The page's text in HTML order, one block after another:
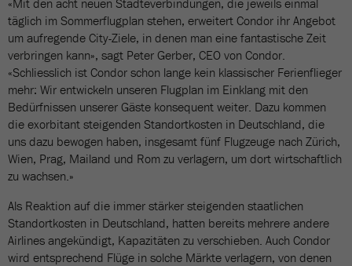
«Mit den acht neuen Städteverbindungen, die jeweils einmal
täglich im Sommerflugplan stehen, erweitert Condor ihr Angebot
um aufregende City-Ziele, in denen man eine fantastische Zeit
verbringen kann», sagt Peter Gerber, CEO von Condor.
«Schliesslich ist Condor schon lange kein klassischer Ferienflieger
mehr: Wir entwickeln unseren Flugplan im Einklang mit den
Bedürfnissen unserer Gäste konsequent weiter. Dazu kommen
die exorbitant steigenden Standortkosten in Deutschland, die
uns dazu bewogen haben, insgesamt fünf Flugzeuge nach Zürich,
Wien, Prag, Mailand und Rom zu verlagern, um dort wirtschaftlich
zu wachsen.»
Als Reaktion auf die immer stärker steigenden staatlichen
Standortkosten in Deutschland, hatten bereits mehrere andere
Airlines angekündigt, Kapazitäten zu verschieben. Auch Condor
wird entsprechend Flüge in solche Märkte verlagern, von denen